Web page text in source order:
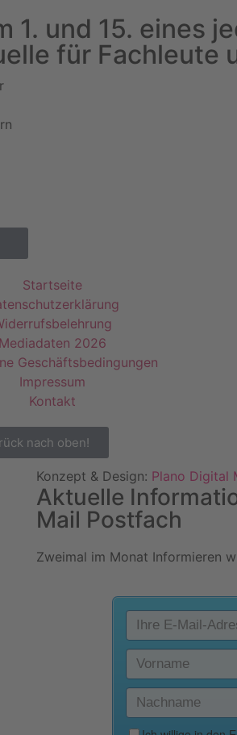
und 15. eines
für Fachleute
Startseite
Mediadaten 2026
Geschäftsbedingungen
Impressum
Kontakt
nach oben!
Konzept & Design: Plano Digital
Aktuelle
Mail Postfach
Zweimal im Monat Informieren